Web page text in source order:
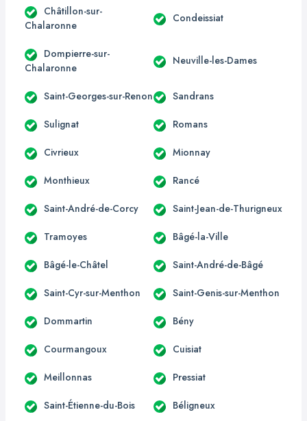
Châtillon-sur-
Chalaronne
Condeissiat
Dompierre-sur-
Chalaronne
Neuville-les-Dames
Saint-Georges-sur-Renon Sandrans
Sulignat Romans
Civrieux Mionnay
Monthieux Rancé
Saint-André-de-Corcy Saint-Jean-de-Thurigneux
Tramoyes Bâgé-la-Ville
Bâgé-le-Châtel Saint-André-de-Bâgé
Saint-Cyr-sur-Menthon Saint-Genis-sur-Menthon
Dommartin Bény
Courmangoux Cuisiat
Meillonnas Pressiat
Saint-Étienne-du-Bois Béligneux